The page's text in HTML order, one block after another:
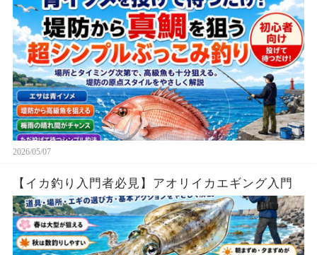
2026/05/07
【イカ釣り入門者必見】アオリイカエギング入門